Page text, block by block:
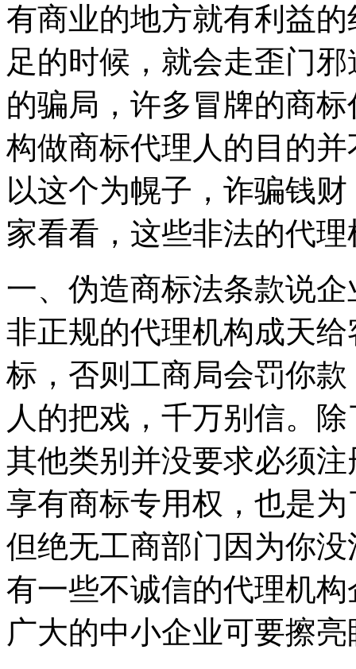
有商业的地方就有利益
足的时候，就会走歪门
的骗局，许多冒牌的商
构做商标代理人的目的
以这个为幌子，诈骗钱
家看看，这些非法的代
一、伪造商标法条款说
非正规的代理机构成天
标，否则工商局会罚你
人的把戏，千万别信。
其他类别并没要求必须
享有商标专用权，也是
但绝无工商部门因为你
有一些不诚信的代理机
广大的中小企业可要擦